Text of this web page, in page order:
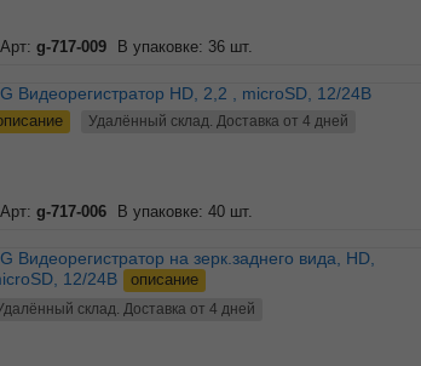
Арт: g-717-009 В упаковке: 36 шт.
NG Видеорегистратор HD, 2,2 , microSD, 12/24В
Удалённый склад. Доставка от 4 дней
Арт: g-717-006 В упаковке: 40 шт.
12/24В
описание
склад. Доставка от 4 дней